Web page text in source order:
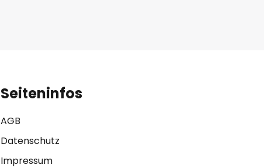
Seiteninfos
AGB
Datenschutz
Impressum